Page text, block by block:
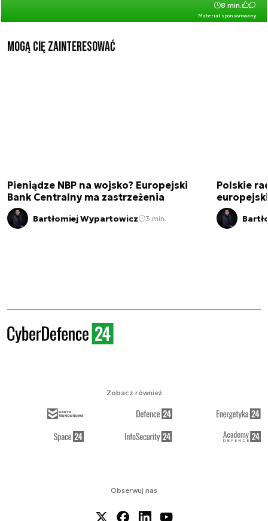
Materiał sponsorowany
8 min.
Mogą Cię zainteresować
Pieniądze NBP na wojsko? Europejski
Bank Centralny ma zastrzeżenia
Bartłomiej Wypartowicz 3 min.
Polskie
Obserwuj nas
Zobacz również